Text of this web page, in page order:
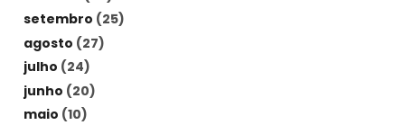
setembro (25)
agosto (27)
julho (24)
junho (20)
maio (10)